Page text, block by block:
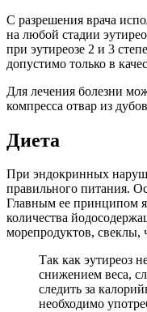
С разрешения врача
на любой стадии
при эутиреозе 2 и 3
допустимо только в
Для лечения болезни
компресса отвар из
Диета
При эндокринных
правильного питания.
Главным ее принципом
количества
морепродуктов,
Так как эутиреоз
снижением веса,
следить за
необходимо